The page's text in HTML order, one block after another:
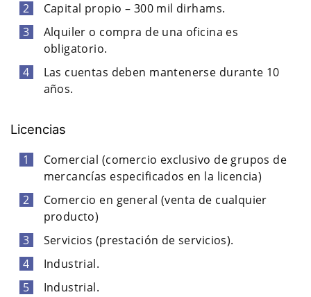
Capital propio – 300 mil dirhams.
Alquiler o compra de una oficina es
obligatorio.
Las cuentas deben mantenerse durante 10
años.
Licencias
Comercial (comercio exclusivo de grupos de
mercancías especificados en la licencia)
Comercio en general (venta de cualquier
producto)
Servicios (prestación de servicios).
Industrial.
Industrial.